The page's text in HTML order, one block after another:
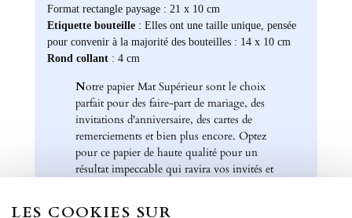
Format rectangle paysage : 21 x 10 cm
Etiquette bouteille: Elles ont une taille unique, pensée
pour convenir à la majorité des bouteilles : 14 x 10 cm
Rond collant : 4 cm
Notre papier Mat Supérieur sont le choix
parfait pour des faire-part de mariage, des
invitations d'anniversaire, des cartes de
remerciements et bien plus encore. Optez
pour ce papier de haute qualité pour un
résultat impeccable qui ravira vos invités et
LES COOKIES SUR